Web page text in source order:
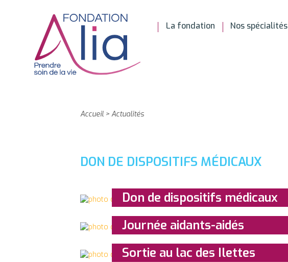
La fondation Nos spécialités
Accueil > Actualités
DON DE DISPOSITIFS MÉDICAUX
Don de dispositifs médicaux
Journée aidants-aidés
Sortie au lac des Ilettes